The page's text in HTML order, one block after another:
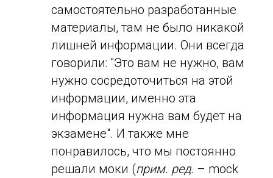
самостоятельно разработанные
материалы, там не было никакой
лишней информации. Они всегда
говорили: "Это вам не нужно, вам
нужно сосредоточиться на этой
информации, именно эта
информация нужна вам будет на
экзамене". И также мне
понравилось, что мы постоянно
решали моки (прим. ред. – mock